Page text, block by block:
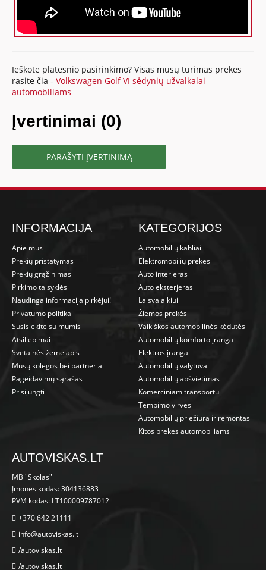
Ieškote platesnio pasirinkimo? Visas mūsų turimas prekes
rasite čia -Volkswagen Golf VI sėdynių užvalkalai
automobiliams
Įvertinimai (0)
PARAŠYTI ĮVERTINIMĄ
INFORMACIJA
Apie mus
Prekių pristatymas
Prekių grąžinimas
Pirkimo taisyklės
Naudinga informacija pirkėjui!
Privatumo politika
Susisiekite su mumis
Atsiliepimai
Svetainės žemėlapis
Mūsų kolegos bei partneriai
Pageidavimų sąrašas
Prisijungti
KATEGORIJOS
Automobilių kabliai
Elektromobilių prekės
Auto interjeras
Auto eksterjeras
Laisvalaikiui
Žiemos prekės
Vaikiškos automobilinės kėdutės
Automobilių komforto įranga
Elektros įranga
Automobilių valytuvai
Automobilių apšvietimas
Komerciniam transportui
Tempimo virvės
Automobilių priežiūra ir remontas
Kitos prekės automobiliams
AUTOVISKAS.LT
MB "Skolas"
Įmonės kodas: 304136883
PVM kodas: LT100009787012
+370 642 21111
info@autoviskas.lt
/autoviskas.lt
/autoviskas.lt